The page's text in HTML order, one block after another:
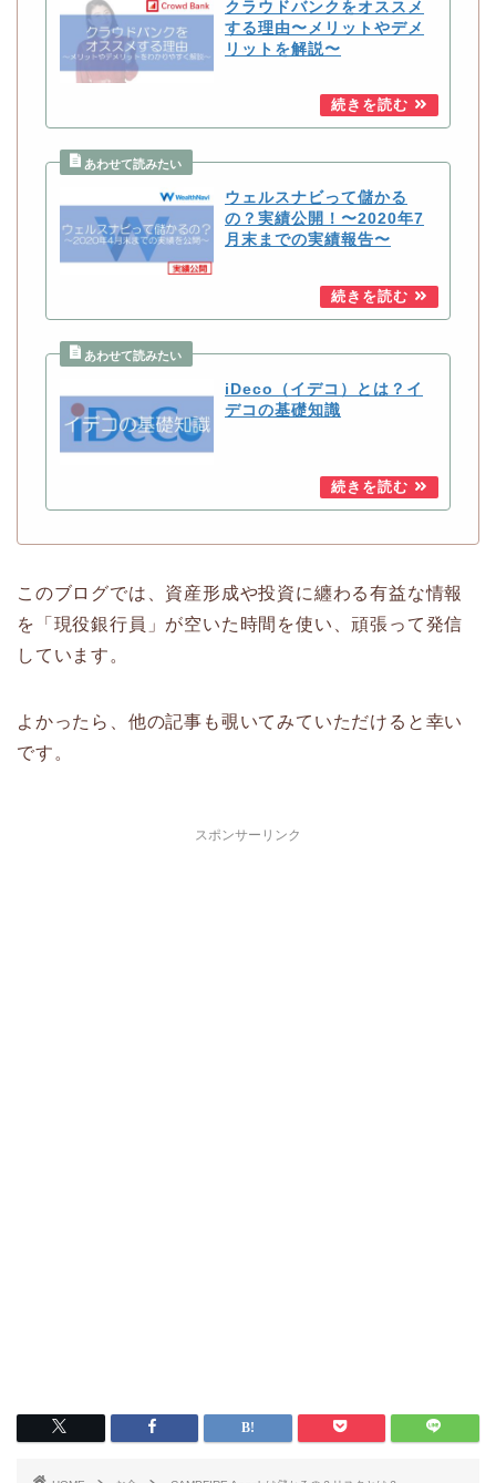
クラウドバンクをオススメ
する理由〜メリットやデメ
リットを解説〜
ウェルスナビって儲かる
の？実績公開！〜2020年7
月末までの実績報告〜
iDeco（イデコ）とは？イ
デコの基礎知識
このブログでは、資産形成や投資に纏わる有益な情報
を「現役銀行員」が空いた時間を使い、頑張って発信
しています。
よかったら、他の記事も覗いてみていただけると幸い
です。
スポンサーリンク